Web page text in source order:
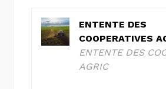
ENTENTE DES
COOPERATIVES
ENTENTE DES
AGRIC